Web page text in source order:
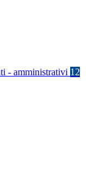
- amministrativi 12